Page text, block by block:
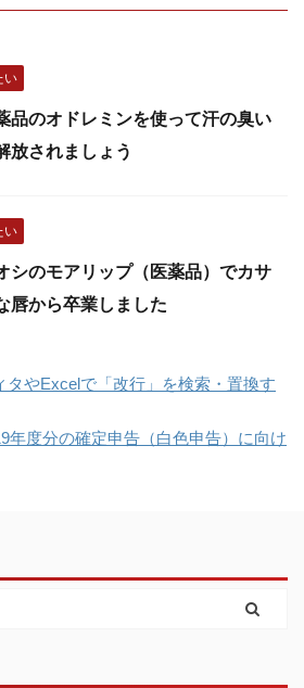
い
品のオドレミンを使って汗の臭い
放されましょう
い
シのモアリップ（医薬品）でカサ
唇から卒業しました
タやExcelで「改行」を検索・置換す
年度分の確定申告（白色申告）に向け